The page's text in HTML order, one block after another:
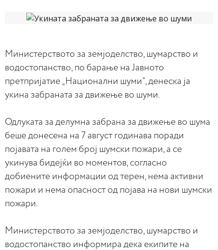
Министерството за земјоделство, шумарство и
водостопанство, по барање на Јавното
претпријатие „Национални шуми”, денеска ја
укина забраната за движење во шуми.
Одлуката за делумна забрана за движење во шума
беше донесена на 7 август годинава поради
појавата на голем број шумски пожари, а се
укинува бидејќи во моментов, согласно
добиените информации од терен, нема активни
пожари и нема опасност од појава на нови шумски
пожари.
Министерството за земјоделство, шумарство и
водостопанство информира дека екипите на